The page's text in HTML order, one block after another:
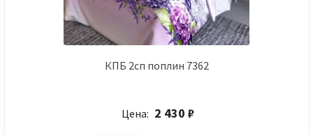
КПБ 2сп поплин 7362
Цена: 2 430 ₽